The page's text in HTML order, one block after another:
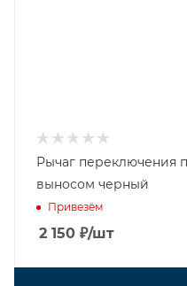
Рычаг переключения
выносом черный
Привезём
2 150 ₽/шт